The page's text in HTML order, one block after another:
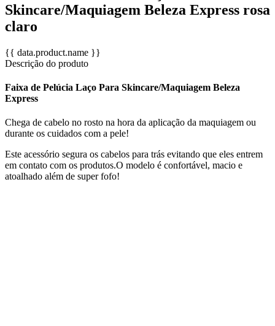
Skincare/Maquiagem Beleza Express rosa
claro
{{ data.product.name }}
Descrição do produto
Faixa de Pelúcia Laço Para Skincare/Maquiagem Beleza
Express
Chega de cabelo no rosto na hora da aplicação da maquiagem ou
durante os cuidados com a pele!
Este acessório segura os cabelos para trás evitando que eles entrem
em contato com os produtos.O modelo é confortável, macio e
atoalhado além de super fofo!